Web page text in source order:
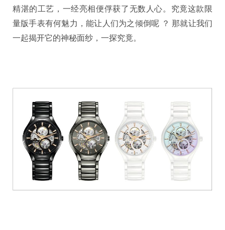
精湛的工艺，一经亮相便俘获了无数人心。究竟这款限
量版手表有何魅力，能让人们为之倾倒呢 ？ 那就让我们
一起揭开它的神秘面纱，一探究竟。